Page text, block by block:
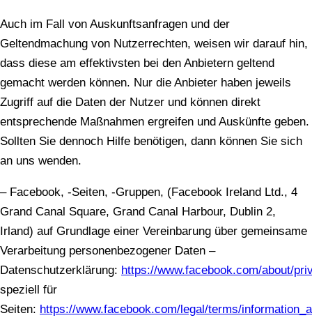
Auch im Fall von Auskunftsanfragen und der
Geltendmachung von Nutzerrechten, weisen wir darauf hin,
dass diese am effektivsten bei den Anbietern geltend
gemacht werden können. Nur die Anbieter haben jeweils
Zugriff auf die Daten der Nutzer und können direkt
entsprechende Maßnahmen ergreifen und Auskünfte geben.
Sollten Sie dennoch Hilfe benötigen, dann können Sie sich
an uns wenden.
– Facebook, -Seiten, -Gruppen, (Facebook Ireland Ltd., 4
Grand Canal Square, Grand Canal Harbour, Dublin 2,
Irland) auf Grundlage einer Vereinbarung über gemeinsame
Verarbeitung personenbezogener Daten –
Datenschutzerklärung: https://www.facebook.com/about/
speziell für
Seiten: https://www.facebook.com/legal/terms/